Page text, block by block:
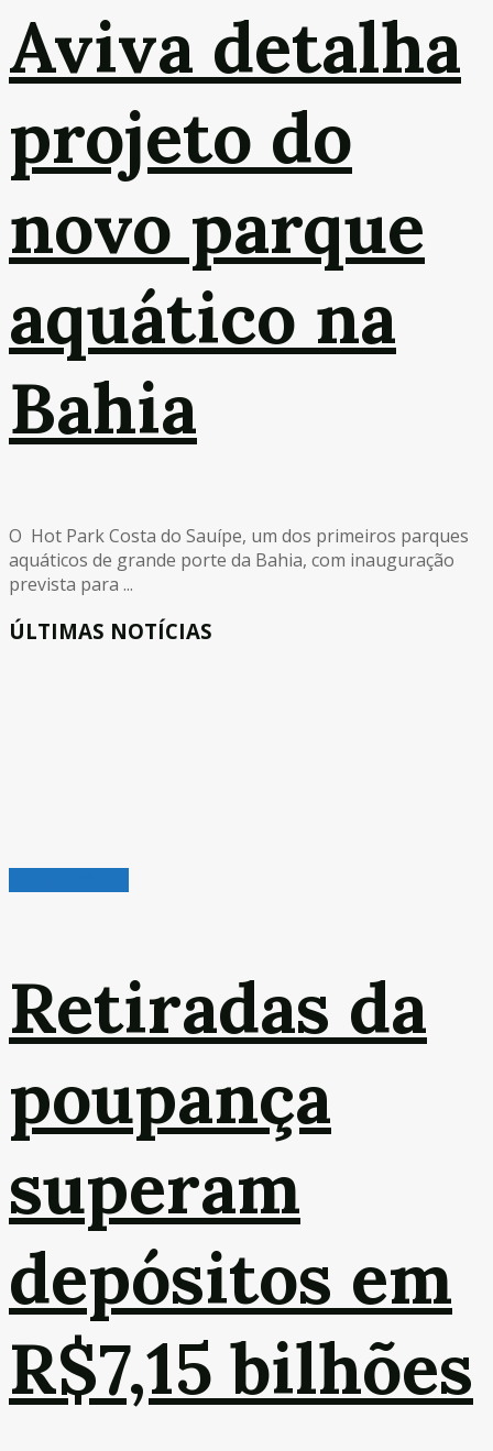
Aviva detalha
projeto do
novo parque
aquático na
Bahia
O Hot Park Costa do Sauípe, um dos primeiros parques
aquáticos de grande porte da Bahia, com inauguração
prevista para ...
ÚLTIMAS NOTÍCIAS
Retiradas da
poupança
superam
depósitos em
R$7,15 bilhões